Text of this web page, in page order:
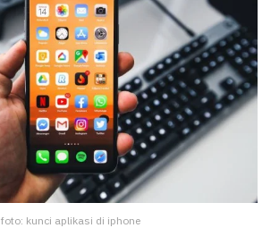
foto: kunci aplikasi di iphone